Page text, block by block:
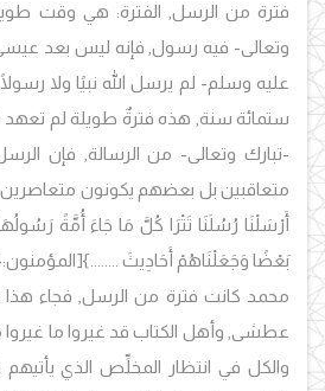
فترة من الرسل, الفترة: هي وقت
وتعالى- فيه رسول, فإنه ليس بعد
عليه وسلم- لم يرسل الله نبيًا ولا
ستمائة سنة, هذه فترةٌ طويلة لم تعهد
-تبارك وتعالى- من الرسالة, فإن
متعاقبين بل بعضهم يكونون
أَرْسَلْنَا رُسُلَنَا تَتْرَا كُلَّ مَا جَاءَ أُمَّةً
بَعْضًا وَجَعَلْنَاهُمْ أَحَادِيثَ ........}[المؤمنون:44]
محمد كانت فترة من الرسل, فجاء هذا
عطشى, وأهل الكتاب قد غيروا ما غيروا
والكل في انتظار المخلِّص الذي يأتيهم